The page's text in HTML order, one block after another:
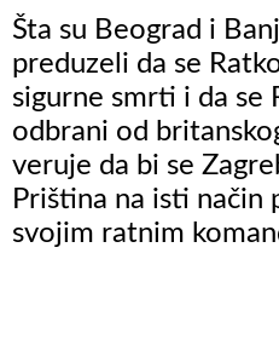
Šta su Beograd i
preduzeli da se
sigurne smrti i da se
odbrani od
veruje da bi se
Priština na isti način
svojim ratnim